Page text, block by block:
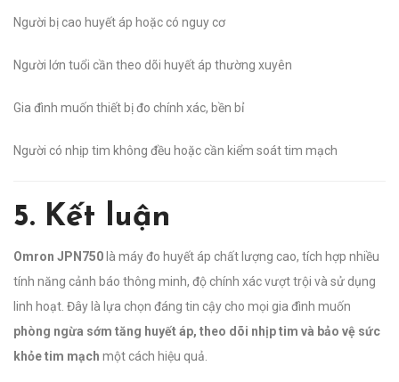
Người bị cao huyết áp hoặc có nguy cơ
Người lớn tuổi cần theo dõi huyết áp thường xuyên
Gia đình muốn thiết bị đo chính xác, bền bỉ
Người có nhịp tim không đều hoặc cần kiểm soát tim mạch
5. Kết luận
Omron JPN750 là máy đo huyết áp chất lượng cao, tích hợp nhiều
tính năng cảnh báo thông minh, độ chính xác vượt trội và sử dụng
linh hoạt. Đây là lựa chọn đáng tin cậy cho mọi gia đình muốn
phòng ngừa sớm tăng huyết áp, theo dõi nhịp tim và bảo vệ sức
khỏe tim mạch một cách hiệu quả.